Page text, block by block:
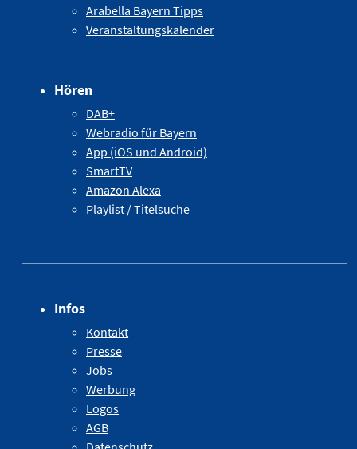
Arabella Bayern Tipps
Veranstaltungskalender
Hören
DAB+
Webradio für Bayern
App (iOS und Android)
SmartTV
Amazon Alexa
Playlist / Titelsuche
Infos
Kontakt
Presse
Jobs
Werbung
Logos
AGB